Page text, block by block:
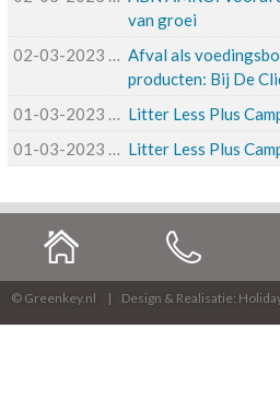
van groei
02-03-2023
Afval als
producten: Bij De
01-03-2023
Litter Less Plus
01-03-2023
Litter Less Plus
© Greenkey.nl Design & Realisatie:
Wat is Green Key?